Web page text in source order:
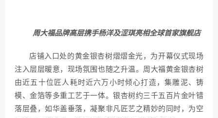
周大福品牌高层携手杨洋及涩琪亮相全球首家旗舰店
店铺入口处的黄金银杏树熠熠金光，为开幕仪式现场
注入层层暖意，现场氛围也随之升温。周大福黄金银杏树
由近五十位匠人耗时近六万小时倾心打造，集雕泥、铸
模、金箔等多重工艺于一体。银杏树约三千五百片金叶错
落层叠，如华盖垂落，凝聚非凡匠艺之精妙的同时，为空